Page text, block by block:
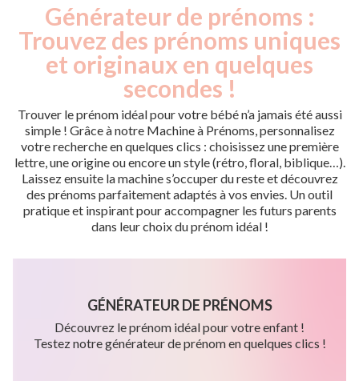
Générateur de prénoms :
Trouvez des prénoms uniques
et originaux en quelques
secondes !
Trouver le prénom idéal pour votre bébé n’a jamais été aussi
simple ! Grâce à notre Machine à Prénoms, personnalisez
votre recherche en quelques clics : choisissez une première
lettre, une origine ou encore un style (rétro, floral, biblique…).
Laissez ensuite la machine s’occuper du reste et découvrez
des prénoms parfaitement adaptés à vos envies. Un outil
pratique et inspirant pour accompagner les futurs parents
dans leur choix du prénom idéal !
GÉNÉRATEUR DE PRÉNOMS
Découvrez le prénom idéal pour votre enfant !
Testez notre générateur de prénom en quelques clics !